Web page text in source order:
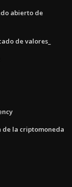
abierto de
de valores_
de la criptomoneda